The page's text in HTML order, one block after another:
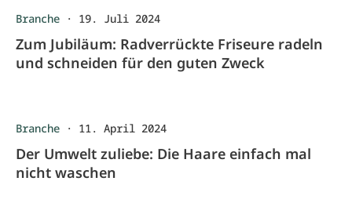
Branche · 19. Juli 2024
Zum Jubiläum: Radverrückte Friseure radeln
und schneiden für den guten Zweck
Branche · 11. April 2024
Der Umwelt zuliebe: Die Haare einfach mal
nicht waschen